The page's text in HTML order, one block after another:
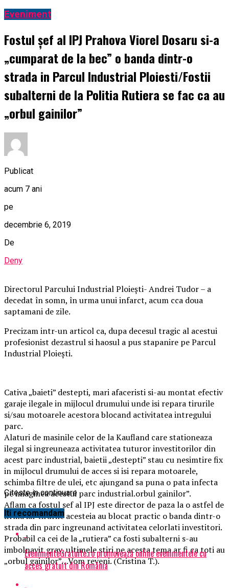
Eveniment
Fostul şef al IPJ Prahova Viorel Dosaru si-a
„cumparat de la bec” o banda dintr-o
strada in Parcul Industrial Ploiesti/Fostii
subalterni de la Politia Rutiera se fac ca au
„orbul gainilor”
Publicat
acum 7 ani
pe
decembrie 6, 2019
De
Deny
Directorul Parcului Industrial Ploieşti- Andrei Tudor – a
decedat în somn, în urma unui infarct, acum cca doua
saptamani de zile.
Precizam intr-un articol ca, dupa decesul tragic al acestui
profesionist dezastrul si haosul a pus stapanire pe Parcul
Industrial Ploieşti.
Cativa „baieti” destepti, mari afaceristi si-au montat efectiv
garaje ilegale in mijlocul drumului unde isi repara tirurile
si/sau motoarele acestora blocand activitatea intregului
parc.
Alaturi de masinile celor de la Kaufland care stationeaza
ilegal si ingreuneaza activitatea tuturor investitorilor din
acest parc industrial, baietii „destepti” stau cu nesimtire fix
in mijlocul drumului de acces si isi repara motoarele,
schimba filtre de ulei, etc ajungand sa puna o pata infecta
pe imaginea acestui parc industrial.orbul gainilor”.
Aflam ca fostul sef al IPJ este director de paza la o astfel de
firma iar tirurile acesteia au blocat practic o banda dintr-o
strada din parc ingreunand activitatea celorlati investitori.
Probabil ca cei de la „rutiera” ca fosti subalterni s-au
imbolnavit grav, ultimele stiri pe acesta tema ar fi ca toti au
„orbul gainilor”…Vom reveni. (Cristina T.).
Citeste in continuare
Iti recomandam
EvenimenteGratuite.ro promovează online evenimentele cu
acces gratuit din România